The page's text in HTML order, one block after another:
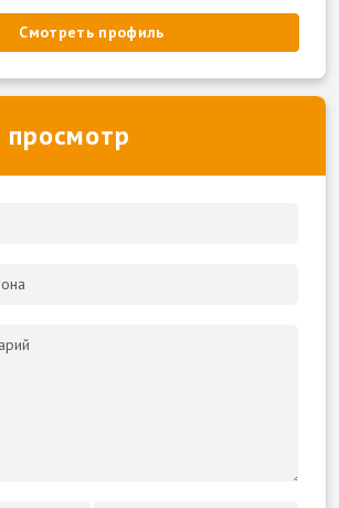
Смотреть профиль
просмотр